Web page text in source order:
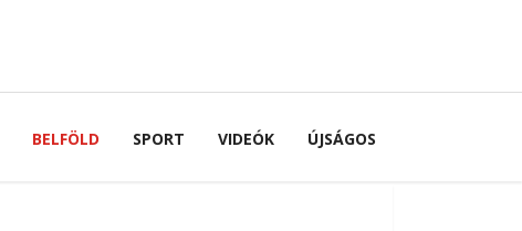
BELFÖLD SPORT VIDEÓK ÚJSÁGOS